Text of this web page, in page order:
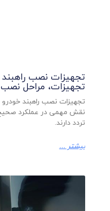
تجهیزات نصب
تجهیزات، مراحل
تجهیزات نصب راهبند
نقش مهمی در عملکرد
تردد دارند.
بیشتر ...